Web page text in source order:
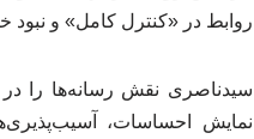
روابط در «کنترل کامل» و
سیدناصری نقش رسانه‌ها را در
نمایش احساسات،